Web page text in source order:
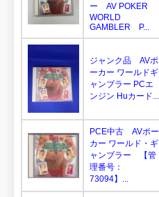
ー AV POKER
WORLD
GAMBLER P...
ジャンク品 AVポ
ーカー ワールドギ
ャンブラー PCエ
ンジン Huカード...
PCE中古 AVポー
カー ワールド・ギ
ャンブラー 【管
理番号：
73094】...